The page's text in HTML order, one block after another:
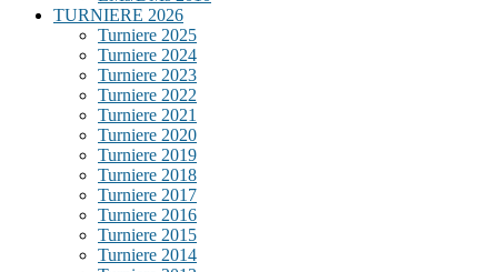
TURNIERE 2026
Turniere 2025
Turniere 2024
Turniere 2023
Turniere 2022
Turniere 2021
Turniere 2020
Turniere 2019
Turniere 2018
Turniere 2017
Turniere 2016
Turniere 2015
Turniere 2014